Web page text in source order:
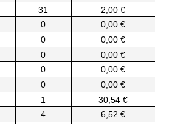
31
2,00 €
0
0,00 €
0
0,00 €
0
0,00 €
0
0,00 €
0
0,00 €
1
30,54 €
4
6,52 €